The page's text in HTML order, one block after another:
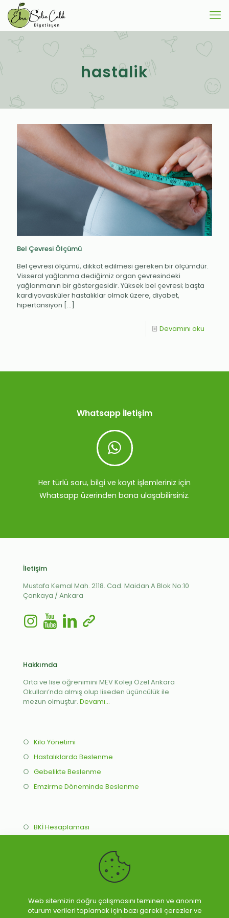
hastalik
Bel Çevresi Ölçümü
Bel çevresi ölçümü, dikkat edilmesi gereken bir ölçümdür.
Visseral yağlanma dediğimiz organ çevresindeki
yağlanmanın bir göstergesidir. Yüksek bel çevresi; başta
kardiyovasküler hastalıklar olmak üzere, diyabet,
hipertansiyon […]
Devamını oku
Whatsapp İletişim
Her türlü soru, bilgi ve kayıt işlemleriniz için
Whatsapp üzerinden bana ulaşabilirsiniz.
İletişim
Mustafa Kemal Mah. 2118. Cad. Maidan A Blok No:10
Çankaya / Ankara
Hakkımda
Orta ve lise öğrenimini MEV Koleji Özel Ankara
Okulları’nda almış olup liseden üçüncülük ile
mezun olmuştur. Devamı...
○ Kilo Yönetimi
○ Hastalıklarda Beslenme
○ Gebelikte Beslenme
○ Emzirme Döneminde Beslenme
○ BKİ Hesaplaması
Online Beslenme Programı
Yüz Yüze Beslenme Programı
Web sitemizin doğru çalışmasını teminen ve anonim
oturum verileri toplamak için bazı gerekli çerezler ve